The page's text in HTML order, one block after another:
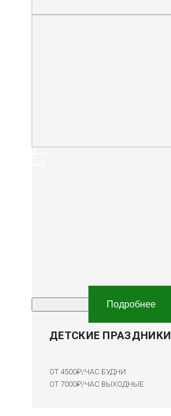
Подробнее
ДЕТСКИЕ ПРАЗДНИКИ
ОТ 4500₽/ЧАС БУДНИ
ОТ 7000₽/ЧАС ВЫХОДНЫЕ